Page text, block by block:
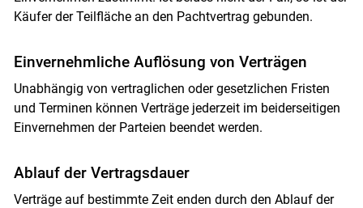
Käufer der Teilfläche an den Pachtvertrag gebunden.
Einvernehmliche Auflösung von Verträgen
Unabhängig von vertraglichen oder gesetzlichen Fristen
und Terminen können Verträge jederzeit im beiderseitigen
Einvernehmen der Parteien beendet werden.
Ablauf der Vertragsdauer
Verträge auf bestimmte Zeit enden durch den Ablauf der